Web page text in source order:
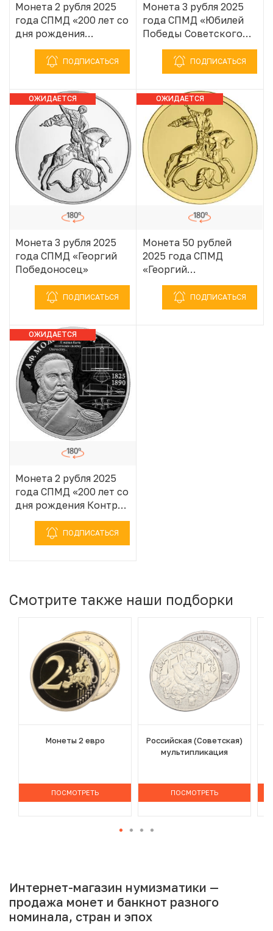
Монета 2 рубля 2025
года СПМД «200 лет со
дня рождения
Ученого-просветителя
Каюма Насыри»
ПОДПИСАТЬСЯ
Монета 3 рубля 2025
года СПМД «Юбилей
Победы Советского
народа в Великой
Отечественной войне
1941–1945»
ПОДПИСАТЬСЯ
ОЖИДАЕТСЯ
ПОСТУПЛЕНИЕ
Монета 3 рубля 2025
года СПМД «Георгий
Победоносец»
ПОДПИСАТЬСЯ
ОЖИДАЕТСЯ
ПОСТУПЛЕНИЕ
Монета 50 рублей
2025 года СПМД
«Георгий
Победоносец»
ПОДПИСАТЬСЯ
ОЖИДАЕТСЯ
ПОСТУПЛЕНИЕ
Монета 2 рубля 2025
года СПМД «200 лет со
дня рождения Контр-
адмирала Александра
Федоровича
Можайского»
ПОДПИСАТЬСЯ
Смотрите также наши подборки
Монеты 2 евро
ПОСМОТРЕТЬ
Российская (Советская)
мультипликация
ПОСМОТРЕТЬ
Интернет-магазин нумизматики —
продажа монет и банкнот разного
номинала, стран и эпох